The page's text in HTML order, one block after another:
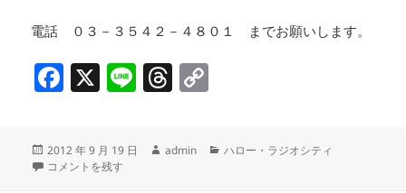
電話 ０３－３５４２－４８０１ までお願いします。
F
c
e
X Li T
a y
投
稿
2012 年 9 月 19 日
作
admin
カ
ハロー・ラジオシティ
2012年 9月 19日 水曜日「Ｌｅｔ’ｓ Ｅｎｊｏｙ 講座」 に
コメントを残す